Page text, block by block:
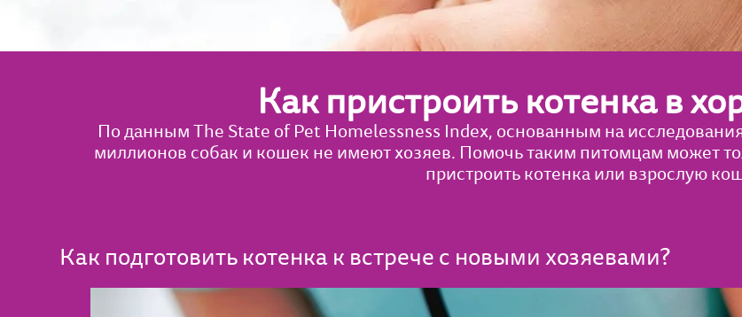
Как пристроить котенка в
По данным The State of Pet Homelessness Index, основанным на
миллионов собак и кошек не имеют хозяев. Помочь таким питомцам может
пристроить котенка или взрослую
Как подготовить котенка к встрече с новыми хозяевами?